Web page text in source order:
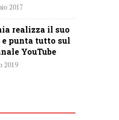
2017
realizza il suo
e punta tutto sul
YouTube
2019